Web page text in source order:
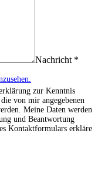
Nachricht *
zur Kenntnis
von mir angegebenen
Meine Daten werden
und Beantwortung
Kontaktformulars erkläre